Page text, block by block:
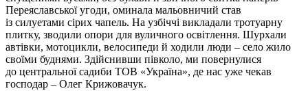
Переяславської угоди, оминала мальовничий став
із силуетами сірих чапель. На узбіччі викладали тротуарну
плитку, зводили опори для вуличного освітлення. Шурхали
автівки, мотоцикли, велосипеди й ходили люди – село жило
своїми буднями. Здійснивши півколо, ми повернулися
до центральної садиби ТОВ «Україна», де нас уже чекав
господар – Олег Крижовачук.